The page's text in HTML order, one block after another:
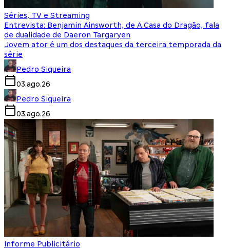
Séries, TV e Streaming
Entrevista: Benjamin Ainsworth, de A Casa do Dragão, fala
de dualidade de Daeron Targaryen
Jovem ator é um dos destaques da terceira temporada da
série
Pedro Siqueira
03.ago.26
Pedro Siqueira
03.ago.26
Informe Publicitário